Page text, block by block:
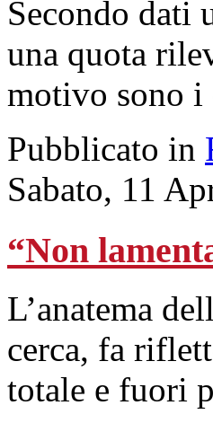
Secondo dati
una quota
motivo sono i
Pubblicato in
Sabato, 11
“Non
L’anatema
cerca, fa
totale e fuori